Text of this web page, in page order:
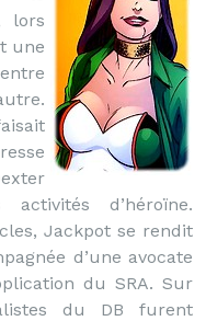
lors
une
d’héroïne.
Jackpot se rendit
d’une avocate
du SRA. Sur
du DB furent